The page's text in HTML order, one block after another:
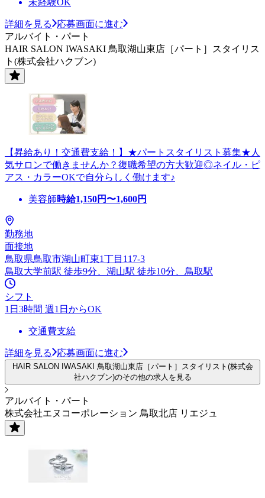
詳細を見る
応募画面に進む
アルバイト・パート
HAIR SALON IWASAKI 鳥取湖山東店［パート］スタイリス
ト(株式会社ハクブン)
【昇給あり！交通費支給！】★パートスタイリスト募集★人
気サロンで働きませんか？復職希望の方大歓迎◎ネイル・ピ
アス・カラーOKで自分らしく働けます♪
美容師時給1,150円〜1,600円
勤務地
面接地
鳥取県鳥取市湖山町東1丁目117-3
鳥取大学前駅 徒歩9分、湖山駅 徒歩10分、鳥取駅
シフト
1日3時間 週1日からOK
交通費支給
詳細を見る 応募画面に進む
HAIR SALON IWASAKI 鳥取湖山東店［パート］スタイリスト(株式会
社ハクブン)のその他の求人を見る
アルバイト・パート
株式会社エヌコーポレーション 鳥取北店 リエジュ